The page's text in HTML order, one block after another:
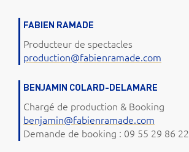
FABIEN RAMADE
Producteur de spectacles
production@fabienramade.com
BENJAMIN COLARD-DELAMARE
Chargé de production & Booking
benjamin@fabienramade.com
Demande de booking : 09 55 29 86 22